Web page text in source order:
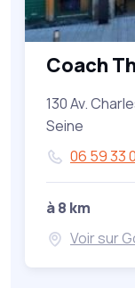
Coach
130 Av.
Seine
06 59 33
à 8 km
Voir sur